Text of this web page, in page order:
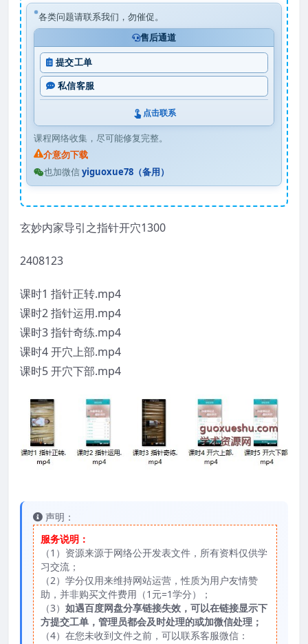
各类问题请联系我们，勿催促。
售后通道
提交工单
私信客服
点击联系
课程网络收集，尽可能修复完整。
介意勿下载
也加微信yiguoxue78（备用）
玄妙内家导引之指针开穴1300
2408123
课时1 指针正转.mp4
课时2 指针运用.mp4
课时3 指针奇练.mp4
课时4 开穴上部.mp4
课时5 开穴下部.mp4
声明：
服务说明：
（1）资源来源于网络公开发表文件，所有资料仅供学
习交流；
（2）学分仅用来维持网站运营，性质为用户友情赞
助，并非购买文件费用（1元=1学分）；
（3） 如遇百度网盘分享链接失效，可以在链接显示下
方提交工单，管理员都会及时处理的或加微信处理；
（4）在您未收到文件之前，可以联系客服微信：